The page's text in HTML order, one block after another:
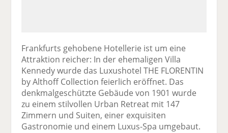
Frankfurts gehobene Hotellerie ist um eine
Attraktion reicher: In der ehemaligen Villa
Kennedy wurde das Luxushotel THE FLORENTIN
by Althoff Collection feierlich eröffnet. Das
denkmalgeschützte Gebäude von 1901 wurde
zu einem stilvollen Urban Retreat mit 147
Zimmern und Suiten, einer exquisiten
Gastronomie und einem Luxus-Spa umgebaut.